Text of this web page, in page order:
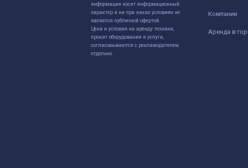
информация носит информационный
характер и ни при каких условиях не
является публичной офертой.
Цена и условия на аренду техники,
прокат оборудования и услуги,
согласовываются с рекламодателем
отдельно.
Компании
Аренда в